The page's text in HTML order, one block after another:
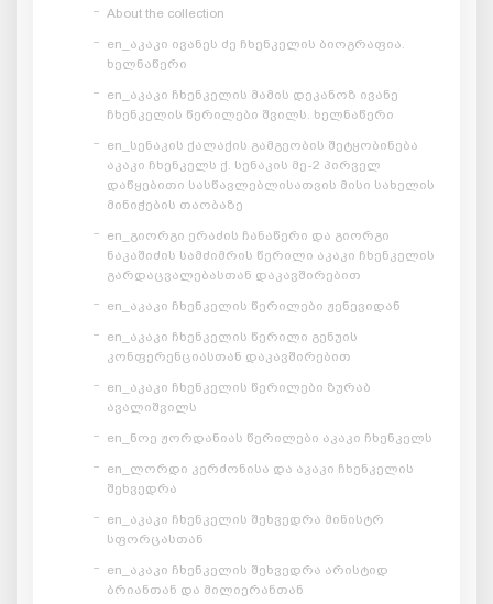
About the collection
en_აკაკი ივანეს ძე ჩხენკელის ბიოგრაფია.
ხელნაწერი
en_აკაკი ჩხენკელის მამის დეკანოზ ივანე
ჩხენკელის წერილები შვილს. ხელნაწერი
en_სენაკის ქალაქის გამგეობის შეტყობინება
აკაკი ჩხენკელს ქ. სენაკის მე-2 პირველ
დაწყებითი სასწავლებლისათვის მისი სახელის
მინიჭების თაობაზე
en_გიორგი ერაძის ჩანაწერი და გიორგი
ნაკაშიძის სამძიმრის წერილი აკაკი ჩხენკელის
გარდაცვალებასთან დაკავშირებით
en_აკაკი ჩხენკელის წერილები ჟენევიდან
en_აკაკი ჩხენკელის წერილი გენუის
კონფერენციასთან დაკავშირებით
en_აკაკი ჩხენკელის წერილები ზურაბ
ავალიშვილს
en_ნოე ჟორდანიას წერილები აკაკი ჩხენკელს
en_ლორდი კერძონისა და აკაკი ჩხენკელის
შეხვედრა
en_აკაკი ჩხენკელის შეხვედრა მინისტრ
სფორცასთან
en_აკაკი ჩხენკელის შეხვედრა არისტიდ
ბრიანთან და მილიერანთან